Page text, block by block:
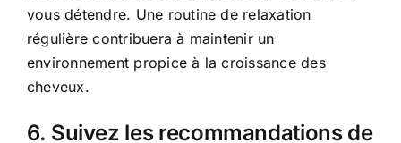
vous détendre. Une routine de relaxation
régulière contribuera à maintenir un
environnement propice à la croissance des
cheveux.
6. Suivez les recommandations de